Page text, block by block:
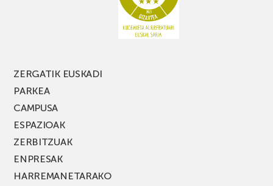
ZERGATIK EUSKADI
PARKEA
CAMPUSA
ESPAZIOAK
ZERBITZUAK
ENPRESAK
HARREMANETARAKO